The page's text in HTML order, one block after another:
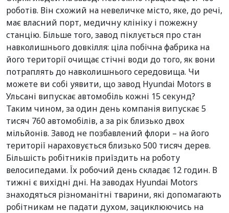
роботів. Він схожий на невеличке місто, яке, до речі,
має власний порт, медичну клініку і пожежну
станцію. Більше того, завод піклується про стан
навколишнього довкілля: ціла побічна фабрика на
його території очищає стічні води до того, як вони
потраплять до навколишнього середовища. Чи
можете ви собі уявити, що завод Hyundai Motors в
Ульсані випускає автомобіль кожні 15 секунд?
Таким чином, за один день компанія випускає 5
тисяч 760 автомобілів, а за рік близько двох
мільйонів. Завод не позбавлений флори – на його
території нараховується близько 500 тисяч дерев.
Більшість робітників приїздить на роботу
велосипедами. Їх робочий день складає 12 годин. В
тижні є вихідні дні. На заводах Hyundai Motors
знаходяться різноманітні тварини, які допомагають
робітникам не падати духом, зациклюючись на